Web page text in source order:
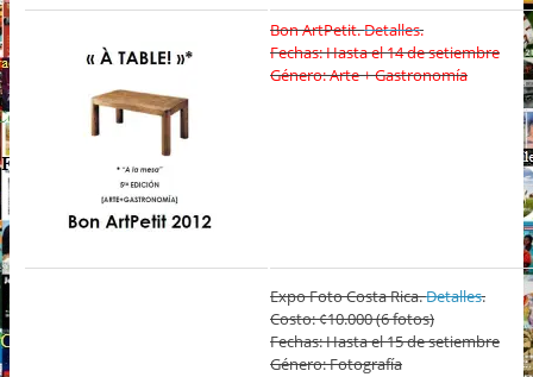
Bon ArtPetit.Detalles.
Fechas: Hasta el 14 de setiembre
Género: Arte + Gastronomía
Expo Foto Costa Rica.Detalles.
Costo: ¢10.000 (6 fotos)
Fechas: Hasta el 15 de setiembre
Género: Fotografía